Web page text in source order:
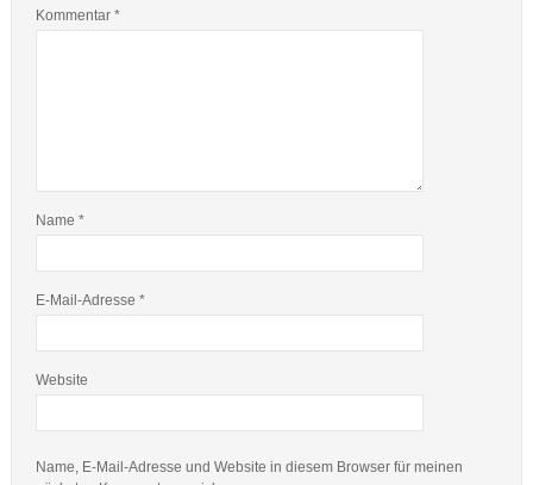
Kommentar *
Name *
E-Mail-Adresse *
Website
Name, E-Mail-Adresse und Website in diesem Browser für meinen